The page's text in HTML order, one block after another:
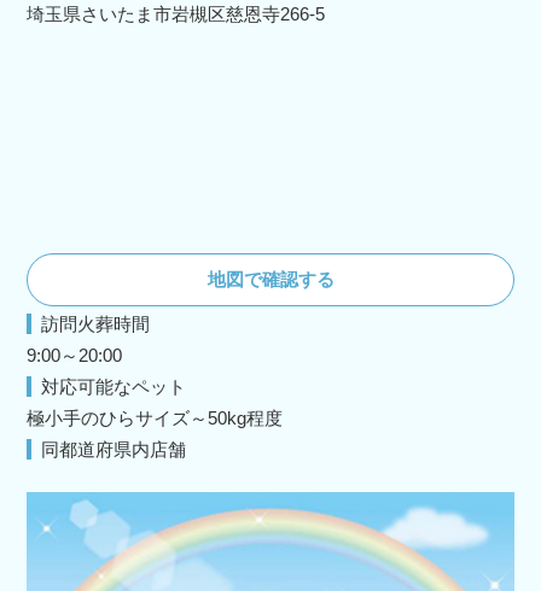
埼玉県さいたま市岩槻区慈恩寺266-5
地図で確認する
訪問火葬時間
9:00～20:00
対応可能なペット
極小手のひらサイズ～50kg程度
同都道府県内店舗